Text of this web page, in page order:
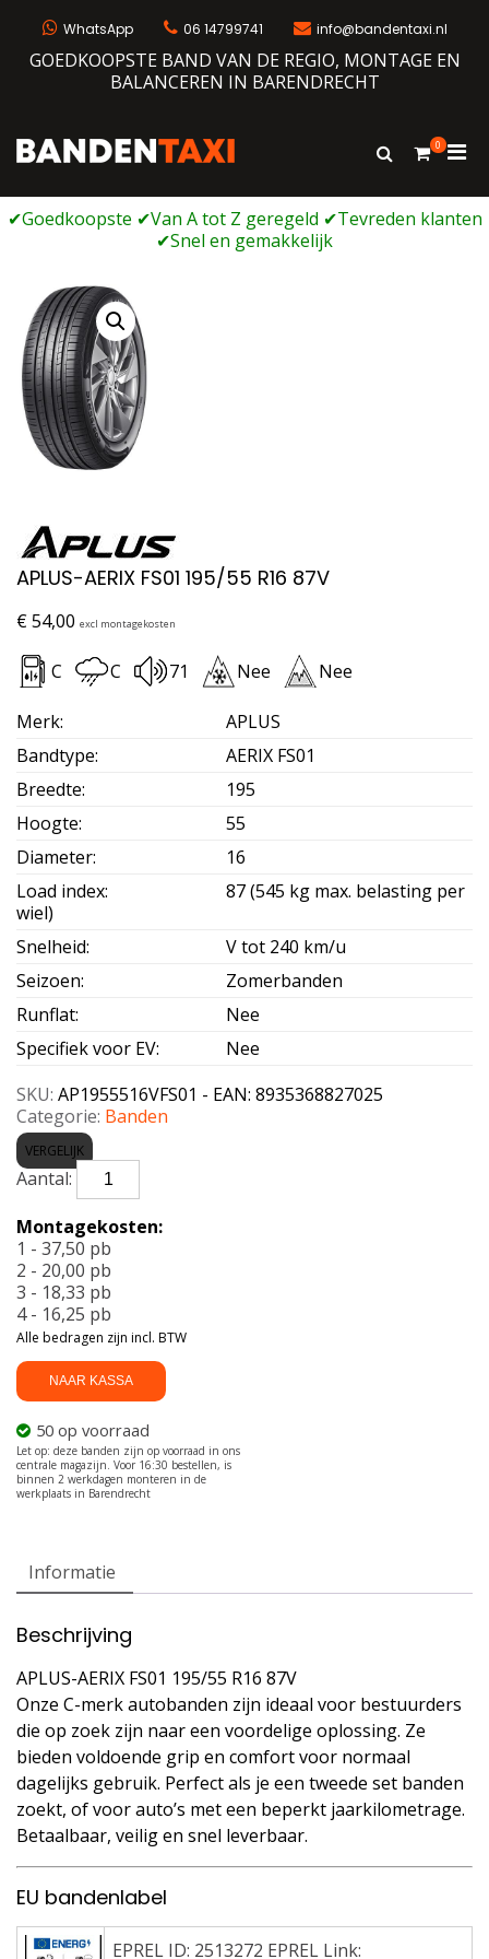
WhatsApp 06 14799741 info@bandentaxi.nl
GOEDKOOPSTE BAND VAN DE REGIO, MONTAGE EN
BALANCEREN IN BARENDRECHT
Bandengarage met eigen webshop
Toon
0
voor
APLUS-AERIX FS01 195/55 R16 87V
€54,00 excl montagekosten
C C 71 Nee Nee
Merk:
APLUS
Bandtype:
AERIX FS01
Breedte:
195
Hoogte:
55
Diameter:
16
Load index:
87 (545 kg max. belasting per
wiel)
Snelheid:
V tot 240 km/u
Seizoen:
Zomerbanden
Runflat:
Nee
Specifiek voor EV:
Nee
SKU: AP1955516VFS01 - EAN: 8935368827025
Categorie: Banden
VERGELIJK
APLUS-
AERIX
195/55
R16
87V
aantal
NAAR KASSA
50 op voorraad
Montagekosten:
1 - 37,50 pb
2 - 20,00 pb
3 - 18,33 pb
4 - 16,25 pb
Alle bedragen zijn incl. BTW
Informatie
Beschrijving
APLUS-AERIX FS01 195/55 R16 87V
Onze C-merk autobanden zijn ideaal voor bestuurders
die op zoek zijn naar een voordelige oplossing. Ze
bieden voldoende grip en comfort voor normaal
dagelijks gebruik. Perfect als je een tweede set banden
zoekt, of voor auto’s met een beperkt jaarkilometrage.
Betaalbaar, veilig en snel leverbaar.
EU bandenlabel
EPREL ID: 2513272 EPREL Link: